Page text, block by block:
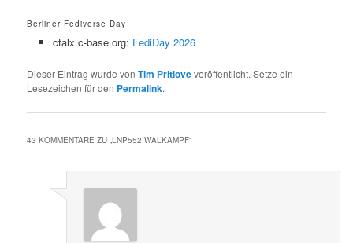
Berliner Fediverse Day
ctalx.c-base.org: FediDay 2026
Dieser Eintrag wurde vonTim Pritloveveröffentlicht. Setze ein
Lesezeichen für den Permalink.
43 KOMMENTARE ZU „LNP552 WALKAMPF“